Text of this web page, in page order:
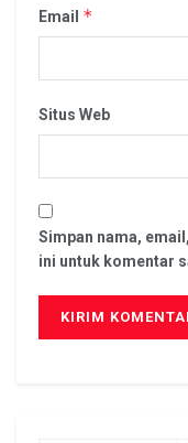
Email *
Situs Web
Simpan nama,
ini untuk komentar